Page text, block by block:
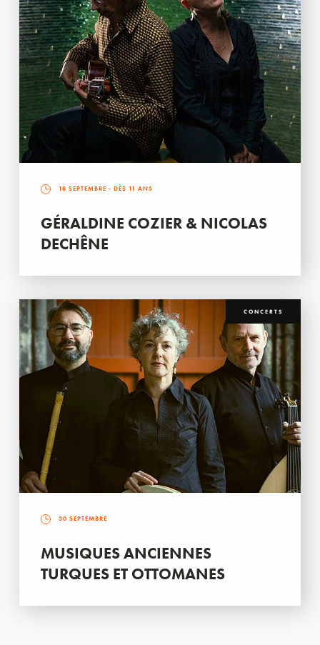
18 SEPTEMBRE - DÈS 11 ANS
GÉRALDINE COZIER & NICOLAS
DECHÊNE
CONCERTS
30 SEPTEMBRE
MUSIQUES ANCIENNES
TURQUES ET OTTOMANES